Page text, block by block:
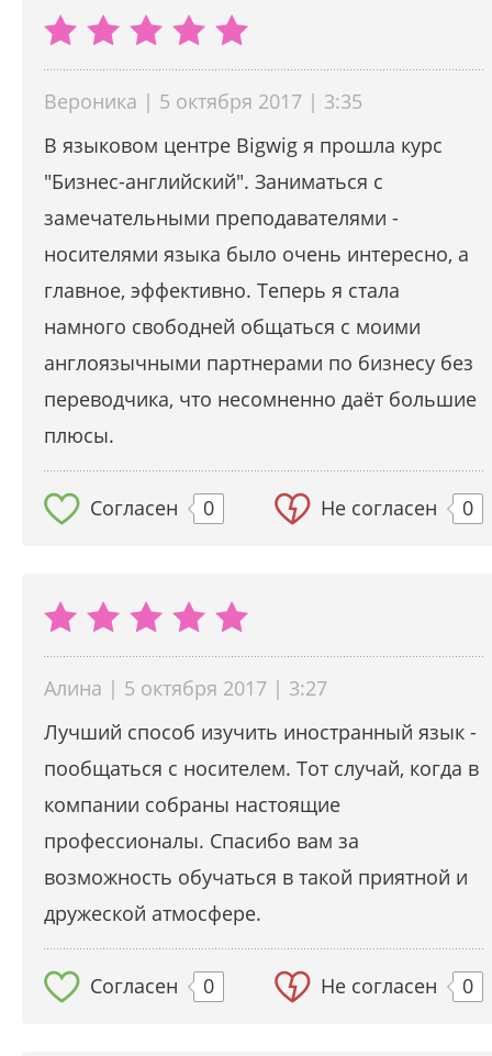
Вероника | 5 октября 2017 | 3:35
В языковом центре Bigwig я прошла курс
"Бизнес-английский". Заниматься с
замечательными преподавателями -
носителями языка было очень интересно, а
главное, эффективно. Теперь я стала
намного свободней общаться с моими
англоязычными партнерами по бизнесу без
переводчика, что несомненно даёт большие
плюсы.
Согласен 0 Не согласен 0
Алина | 5 октября 2017 | 3:27
Лучший способ изучить иностранный язык -
пообщаться с носителем. Тот случай, когда в
компании собраны настоящие
профессионалы. Спасибо вам за
возможность обучаться в такой приятной и
дружеской атмосфере.
Согласен 0 Не согласен 0